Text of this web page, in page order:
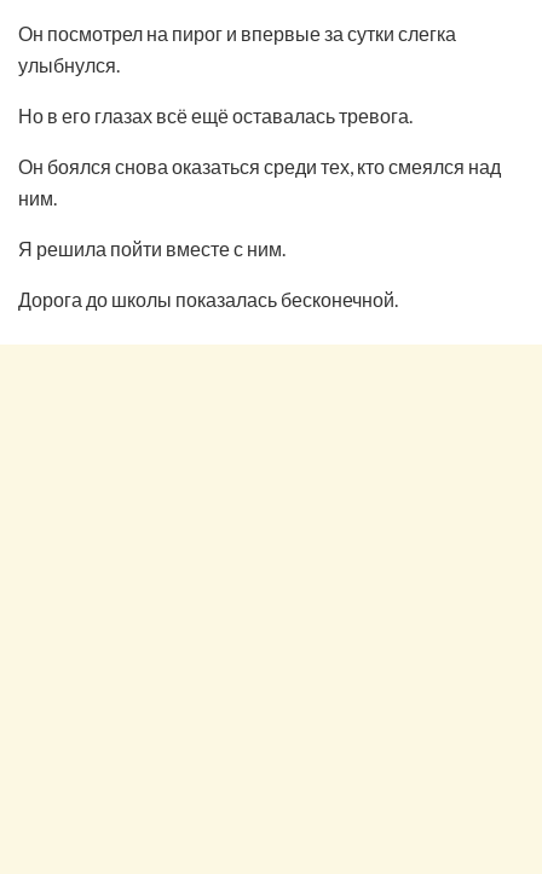
Он посмотрел на пирог и впервые за сутки слегка
улыбнулся.
Но в его глазах всё ещё оставалась тревога.
Он боялся снова оказаться среди тех, кто смеялся над
ним.
Я решила пойти вместе с ним.
Дорога до школы показалась бесконечной.